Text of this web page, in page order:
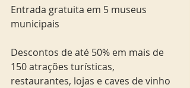
Entrada gratuita em 5 museus
municipais
Descontos de até 50% em mais de
150 atrações turísticas,
restaurantes, lojas e caves de vinho